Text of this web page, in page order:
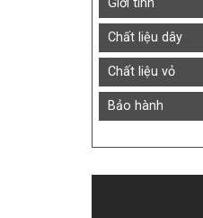
Giới tính
Chất liệu dây
Chất liệu vỏ
Bảo hành